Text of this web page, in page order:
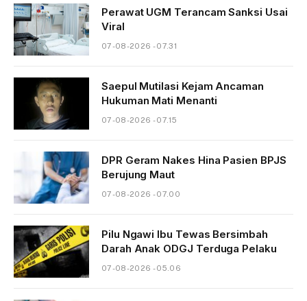
Perawat UGM Terancam Sanksi Usai
Viral
07-08-2026 - 07.31
Saepul Mutilasi Kejam Ancaman
Hukuman Mati Menanti
07-08-2026 - 07.15
DPR Geram Nakes Hina Pasien BPJS
Berujung Maut
07-08-2026 - 07.00
Pilu Ngawi Ibu Tewas Bersimbah
Darah Anak ODGJ Terduga Pelaku
07-08-2026 - 05.06